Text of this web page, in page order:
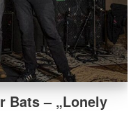
Bats – „Lonely